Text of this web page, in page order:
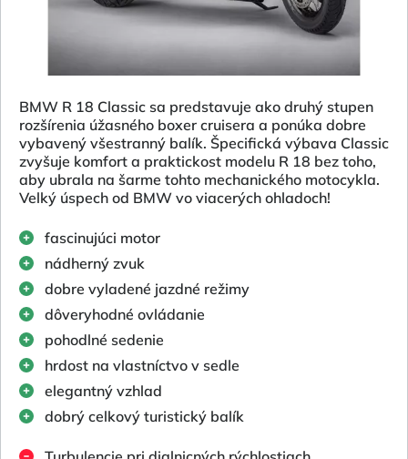
BMW R 18 Classic sa predstavuje ako druhý stupen
rozšírenia úžasného boxer cruisera a ponúka dobre
vybavený všestranný balík. Špecifická výbava Classic
zvyšuje komfort a praktickost modelu R 18 bez toho,
aby ubrala na šarme tohto mechanického motocykla.
Velký úspech od BMW vo viacerých ohladoch!
fascinujúci motor
nádherný zvuk
dobre vyladené jazdné režimy
dôveryhodné ovládanie
pohodlné sedenie
hrdost na vlastníctvo v sedle
elegantný vzhlad
dobrý celkový turistický balík